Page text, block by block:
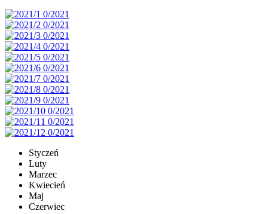
Styczeń
Luty
Marzec
Kwiecień
Maj
Czerwiec